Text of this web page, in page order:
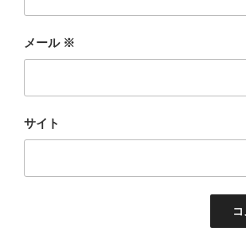
メール ※
サイト